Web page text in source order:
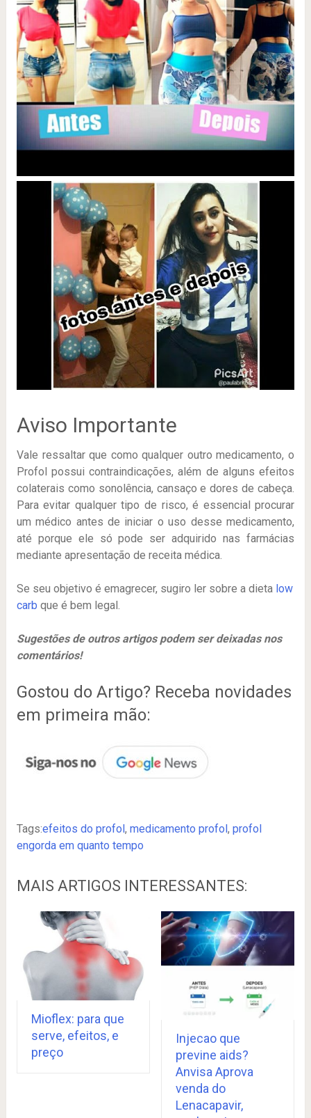
Aviso Importante
Vale ressaltar que como qualquer outro medicamento, o
Profol possui contraindicações, além de alguns efeitos
colaterais como sonolência, cansaço e dores de cabeça.
Para evitar qualquer tipo de risco, é essencial procurar
um médico antes de iniciar o uso desse medicamento,
até porque ele só pode ser adquirido nas farmácias
mediante apresentação de receita médica.
Se seu objetivo é emagrecer, sugiro ler sobre a dieta low
carb que é bem legal.
Sugestões de outros artigos podem ser deixadas nos
comentários!
Gostou do Artigo? Receba novidades
em primeira mão:
Tags:efeitos do profol , medicamento profol , profol
engorda em quanto tempo
MAIS ARTIGOS INTERESSANTES:
Mioflex: para que
serve, efeitos, e
preço
Injecao que
previne aids?
Anvisa Aprova
venda do
Lenacapavir,